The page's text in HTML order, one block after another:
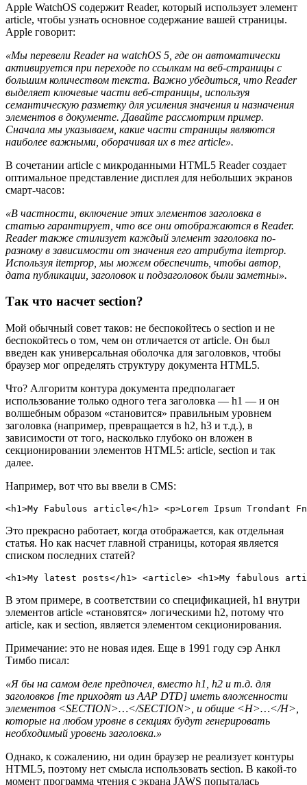
Apple WatchOS содержит Reader, который использует элемент
article, чтобы узнать основное содержание вашей страницы.
Apple говорит:
«Мы перевели Reader на watchOS 5, где он автоматически
активируется при переходе по ссылкам на веб-страницы с
большим количеством текста. Важно убедиться, что Reader
выделяет ключевые части веб-страницы, используя
семантическую разметку для усиления значения и назначения
элементов в документе. Давайте рассмотрим пример.
Сначала мы указываем, какие части страницы являются
наиболее важными, оборачивая их в тег article».
В сочетании article с микроданными HTML5 Reader создает
оптимальное представление дисплея для небольших экранов
смарт-часов:
«В частности, включение этих элементов заголовка в
статью гарантирует, что все они отображаются в Reader.
Reader также стилизует каждый элемент заголовка по-
разному в зависимости от значения его атрибута itemprop.
Используя itemprop, мы можем обеспечить, чтобы автор,
дата публикации, заголовок и подзаголовок были заметны».
Так что насчет section?
Мой обычный совет таков: не беспокойтесь о section и не
беспокойтесь о том, чем он отличается от article. Он был
введен как универсальная оболочка для заголовков, чтобы
браузер мог определять структуру документа HTML5.
Что? Алгоритм контура документа предполагает
использование только одного тега заголовка — h1 — и он
волшебным образом «становится» правильным уровнем
заголовка (например, превращается в h2, h3 и т.д.), в
зависимости от того, насколько глубоко он вложен в
секционировании элементов HTML5: article, section и так
далее.
Например, вот что вы ввели в CMS:
<h1>My Fabulous article</h1> <p>Lorem Ipsum Trondant
Это прекрасно работает, когда отображается, как отдельная
статья. Но как насчет главной страницы, которая является
списком последних статей?
<h1>My latest posts</h1> <article> <h1>My fabulous
В этом примере, в соответствии со спецификацией, h1 внутри
элементов article «становятся» логическими h2, потому что
article, как и section, является элементом секционирования.
Примечание: это не новая идея. Еще в 1991 году сэр Анкл
Тимбо писал:
«Я бы на самом деле предпочел, вместо h1, h2 и т.д. для
заголовков [те приходят из AAP DTD] иметь вложенности
элементов <SECTION>…</SECTION>, и общие <H>…</H>,
которые на любом уровне в секциях будут генерировать
необходимый уровень заголовка.»
Однако, к сожалению, ни один браузер не реализует контуры
HTML5, поэтому нет смысла использовать section. В какой-то
момент программа чтения с экрана JAWS попыталась